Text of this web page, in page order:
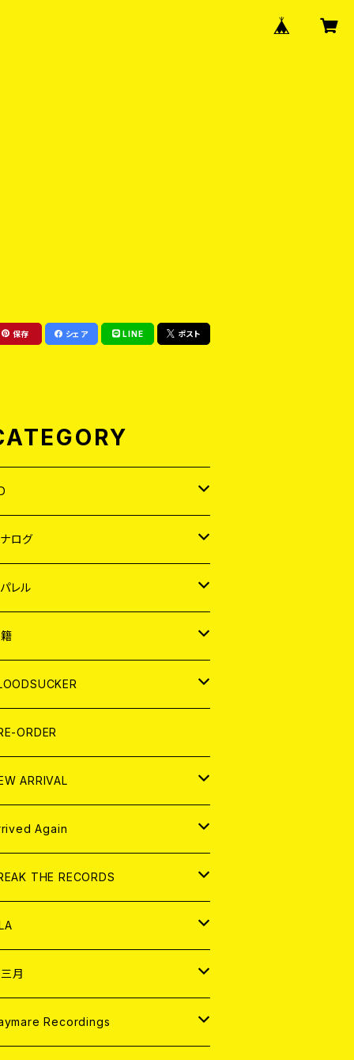
保存 シェア LINE ポスト
ログ
レル
ZINE
集 (PHOTOBOOK)
ログ
レル
CONTENTS
ORDER
ARRIVAL
ログ
Again
ログ
THE RECORDS
レル
月
Recordings